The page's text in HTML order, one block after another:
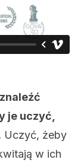
je uczyć,
Uczyć, żeby
w ich